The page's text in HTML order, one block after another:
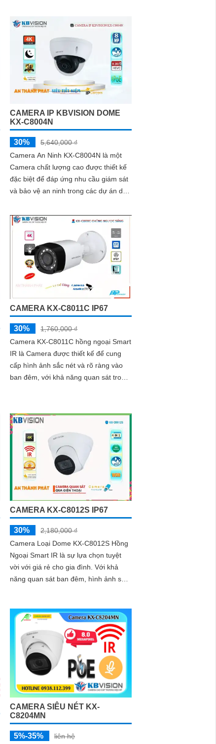
camera này đáp ứng tốt nhu cầu giám
CAMERA IP KBVISION DOME
KX-C8004N
30%
5,640,000 ₫
Camera An Ninh KX-C8004N là một
Camera chất lượng cao được thiết kế
đặc biệt để đáp ứng nhu cầu giám sát
và bảo vệ an ninh trong các dự án dân
CAMERA KX-C8011C IP67
30%
1,760,000 ₫
Camera KX-C8011C hồng ngoại Smart
IR là Camera được thiết kế để cung
cấp hình ảnh sắc nét và rõ ràng vào
ban đêm, với khả năng quan sát trong
CAMERA KX-C8012S IP67
30%
2,180,000 ₫
Camera Loại Dome KX-C8012S Hồng
Ngoại Smart IR là sự lựa chọn tuyệt
vời với giá rẻ cho gia đình. Với khả
năng quan sát ban đêm, hình ảnh sẽ
CAMERA SIÊU NÉT KX-
C8204MN
5%-35%
liên hệ